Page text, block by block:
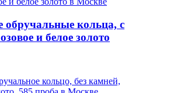
кольца, с
и белое золото